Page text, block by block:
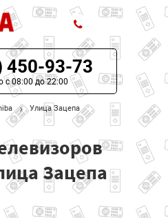
450-93-73
с 08:00 до 22:00
Улица Зацепа
Зацепа